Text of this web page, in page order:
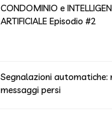
CONDOMINIO e
ARTIFICIALE Episodio #2
Segnalazioni automatiche:
messaggi persi